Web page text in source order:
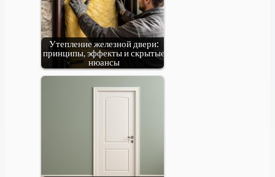
Утепление железной двери:
принципы, эффекты и скрытые
нюансы